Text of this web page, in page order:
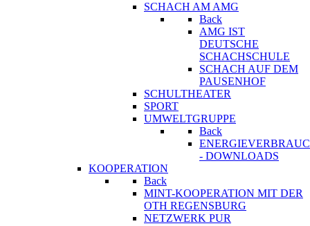
SCHACH AM AMG
Back
AMG IST
DEUTSCHE
SCHACHSCHULE
SCHACH AUF DEM
PAUSENHOF
SCHULTHEATER
SPORT
UMWELTGRUPPE
Back
- DOWNLOADS
KOOPERATION
Back
MINT-KOOPERATION MIT DER
OTH REGENSBURG
NETZWERK PUR